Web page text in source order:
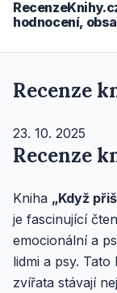
hodnocení,
Recenze
23. 10. 2025
Recenze
Kniha „Když
je fascinující
emocionální a
lidmi a psy.
zvířata stávají